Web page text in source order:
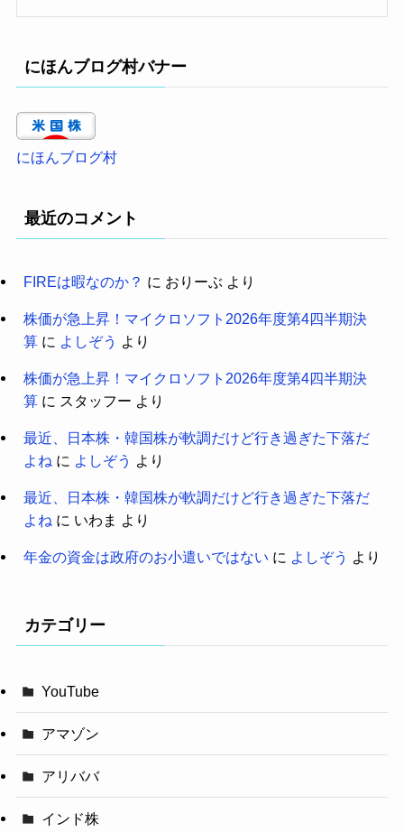
にほんブログ村バナー
にほんブログ村
最近のコメント
FIREは暇なのか？ に おりーぶ より
株価が急上昇！マイクロソフト2026年度第4四半期決
算に よしぞう より
株価が急上昇！マイクロソフト2026年度第4四半期決
算に スタッフー より
最近、日本株・韓国株が軟調だけど行き過ぎた下落だ
よね に よしぞう より
最近、日本株・韓国株が軟調だけど行き過ぎた下落だ
よね に いわま より
年金の資金は政府のお小遣いではない に よしぞう より
カテゴリー
YouTube
アマゾン
アリババ
インド株